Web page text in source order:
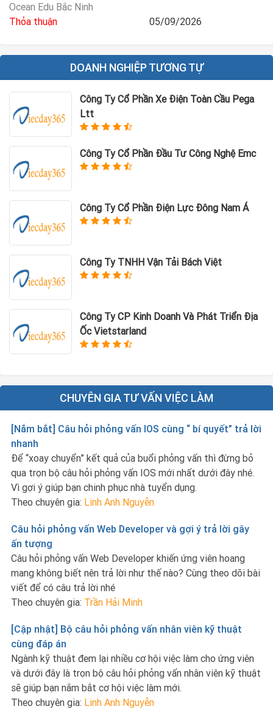
Ocean Edu Bắc Ninh
Thỏa thuận
05/09/2026
DOANH NGHIỆP TƯƠNG TỰ
Công Ty Cổ Phần Xe Điện Toàn Cầu Pega
Ltt
Công Ty Cổ Phần Đầu Tư Công Nghệ Emc
Công Ty Cổ Phần Điện Lực Đông Nam Á
Công Ty TNHH Vận Tải Bách Việt
Công Ty CP Kinh Doanh Và Phát Triển Địa
Ốc Vietstarland
CHUYÊN GIA TƯ VẤN VIỆC LÀM
[Nắm bắt] Câu hỏi phỏng vấn IOS cùng “ bí quyết” trả lời
nhanh
Để “xoay chuyển” kết quả của buổi phỏng vấn thì đừng bỏ
qua trọn bộ câu hỏi phỏng vấn IOS mới nhất dưới đây nhé.
Vì gợi ý giúp bạn chinh phục nhà tuyển dụng.
Theo chuyên gia: Linh Anh Nguyễn
Câu hỏi phỏng vấn Web Developer và gợi ý trả lời gây
ấn tượng
Câu hỏi phỏng vấn Web Developer khiến ứng viên hoang
mang không biết nên trả lời như thế nào? Cùng theo dõi bài
viết để có câu trả lời nhé
Theo chuyên gia: Trần Hải Minh
[Cập nhật] Bộ câu hỏi phỏng vấn nhân viên kỹ thuật
cùng đáp án
Ngành kỹ thuật đem lại nhiều cơ hội việc làm cho ứng viên
và dưới đây là trọn bộ câu hỏi phỏng vấn nhân viên kỹ thuật
sẽ giúp bạn nắm bắt cơ hội việc làm mới.
Theo chuyên gia: Linh Anh Nguyễn